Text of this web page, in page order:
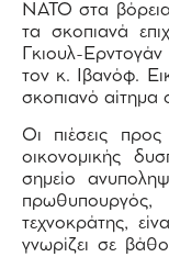
ΝΑΤΟ στα βόρεια
τα σκοπιανά
Γκιουλ-
τον κ. Ιβανόφ.
σκοπιανό
Οι πιέσεις
οικονομικής
σημείο
τεχνοκράτης,
γνωρίζει σε